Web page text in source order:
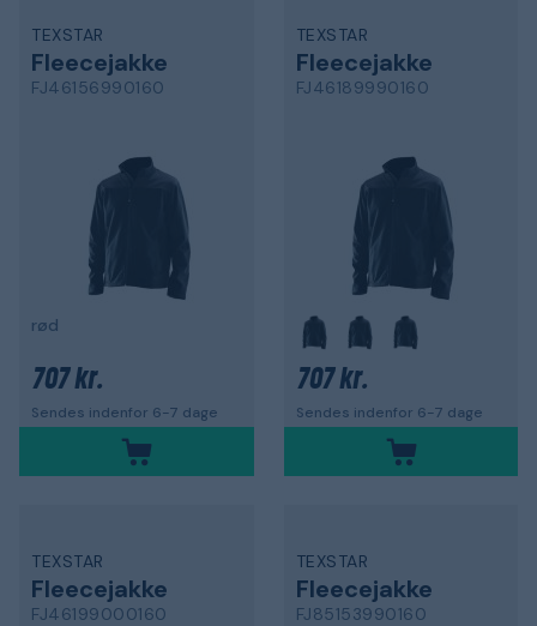
TEXSTAR
Fleecejakke
FJ46156990160
rød
707 kr.
Sendes indenfor 6-7 dage
TEXSTAR
Fleecejakke
FJ46189990160
707 kr.
Sendes indenfor 6-7 dage
TEXSTAR
Fleecejakke
FJ46199000160
TEXSTAR
Fleecejakke
FJ85153990160